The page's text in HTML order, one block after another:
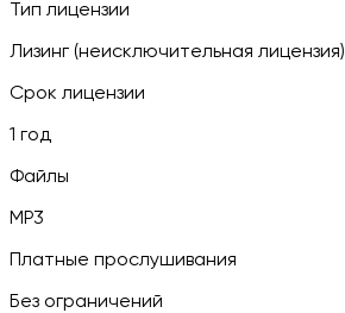
Тип лицензии
Лизинг (неисключительная лицензия)
Срок лицензии
1 год
Файлы
MP3
Платные прослушивания
Без ограничений